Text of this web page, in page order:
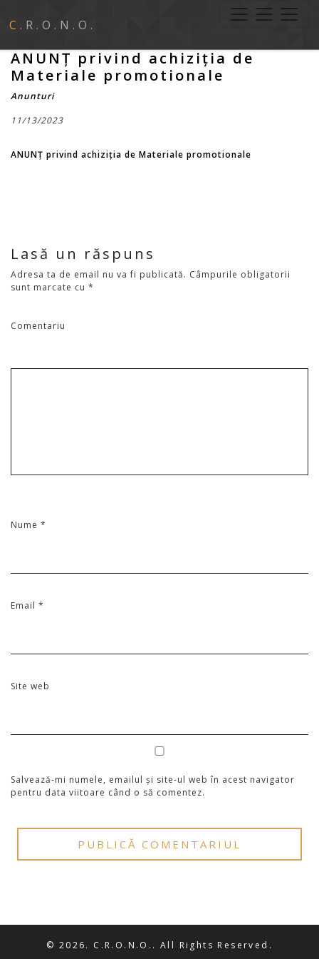
C.R.O.N.O.
ANUNȚ privind achiziția de
Materiale promotionale
Anunturi
11/13/2023
ANUNȚ privind achiziția de Materiale promotionale
Lasă un răspuns
Adresa ta de email nu va fi publicată. Câmpurile obligatorii
sunt marcate cu *
Comentariu
Nume *
Email *
Site web
Salvează-mi numele, emailul și site-ul web în acest navigator
pentru data viitoare când o să comentez.
© 2026. C.R.O.N.O.. All Rights Reserved.